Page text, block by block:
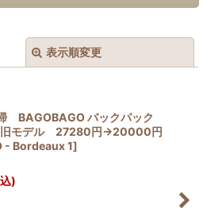
表示順変更
絞り込む
BAGOBAGO バックパック
旧モデル 27280円→20000円
- Bordeaux 1]
)